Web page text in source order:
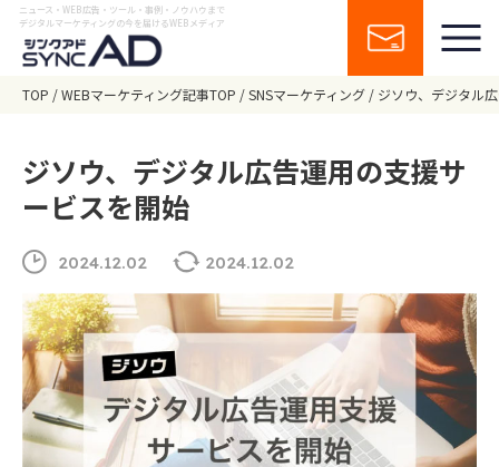
ニュース・WEB広告・ツール・事例・ノウハウまで
デジタルマーケティングの今を届けるWEBメディア
TOP WEBマーケティング記事TOP SNSマーケティング ジソウ、デジタル
ジソウ、デジタル広告運用の支援サ
ービスを開始
2024.12.02 2024.12.02